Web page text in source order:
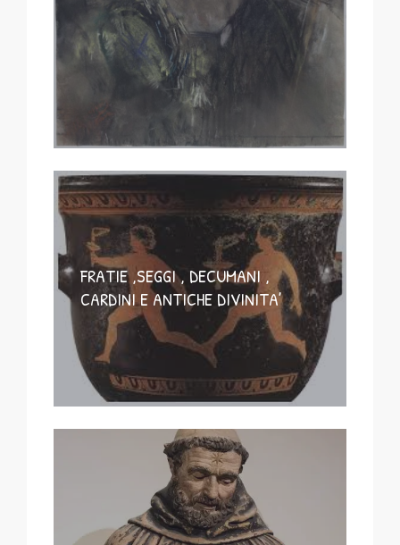
FRATIE ,SEGGI , DECUMANI ,
CARDINI E ANTICHE DIVINITA’